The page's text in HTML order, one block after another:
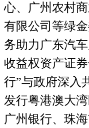
心、广州农村
有限公司等绿
务助力广东汽
收益权资产证
行”与政府深入
发行粤港澳大
广州银行、珠